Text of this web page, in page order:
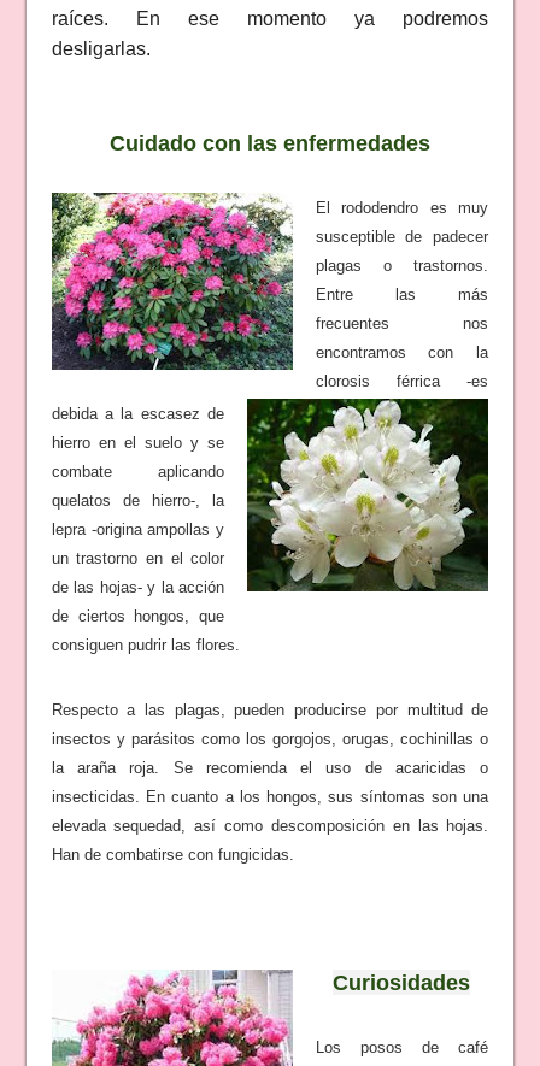
raíces. En ese momento ya podremos
desligarlas.
Cuidado con las enfermedades
El rododendro es muy
susceptible de padecer
plagas o trastornos.
Entre las más
frecuentes nos
encontramos con la
clorosis férrica -es
debida a la escasez de
hierro en el suelo y se
combate aplicando
quelatos de hierro-, la
lepra -origina ampollas y
un trastorno en el color
de las hojas- y la acción
de ciertos hongos, que
consiguen pudrir las flores.
Respecto a las plagas, pueden producirse por multitud de
insectos y parásitos como los gorgojos, orugas, cochinillas o
la araña roja. Se recomienda el uso de acaricidas o
insecticidas. En cuanto a los hongos, sus síntomas son una
elevada sequedad, así como descomposición en las hojas.
Han de combatirse con fungicidas.
Curiosidades
Los posos de café